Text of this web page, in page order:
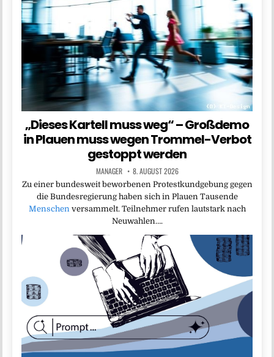
„Dieses Kartell muss weg“ – Großdemo
in Plauen muss wegen Trommel-Verbot
gestoppt werden
MANAGER 8. AUGUST 2026
Zu einer bundesweit beworbenen Protestkundgebung gegen
die Bundesregierung haben sich in Plauen Tausende
Menschenversammelt. Teilnehmer rufen lautstark nach
Neuwahlen….